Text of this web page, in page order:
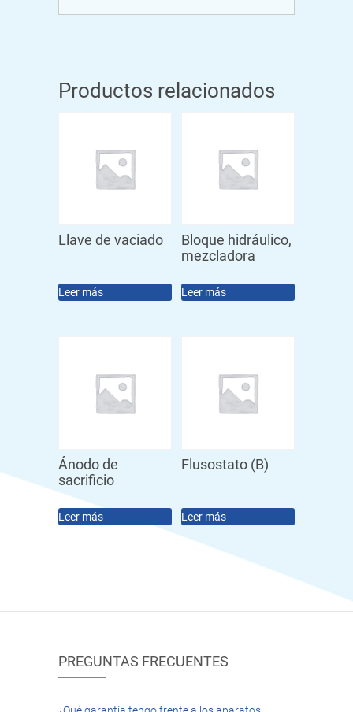
Productos relacionados
Llave de vaciado
Leer más
Bloque hidráulico,
mezcladora
Leer más
Ánodo de
sacrificio
Leer más
Flusostato (B)
Leer más
PREGUNTAS FRECUENTES